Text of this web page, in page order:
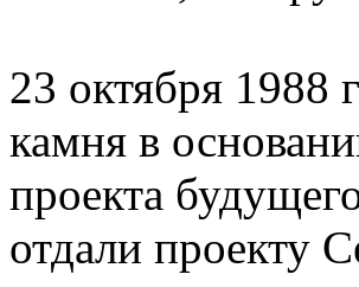
23 октября 1988
камня в
проекта
отдали проекту